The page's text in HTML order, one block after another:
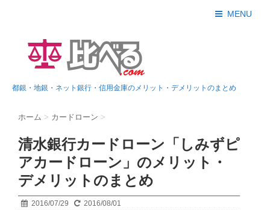
MENU
都銀・地銀・ネット銀行・信用金庫のメリット・デメリットのまとめ
ホーム > カードローン >
清水銀行カードローン「しみずピ
アカードローン」のメリット・
デメリットのまとめ
2016/07/29 2016/08/01